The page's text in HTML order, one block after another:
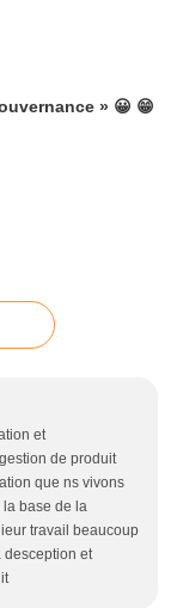
» 😀 😁​​​​​​​
et
de produit
que ns vivons
la base de la
travail beaucoup
desception et